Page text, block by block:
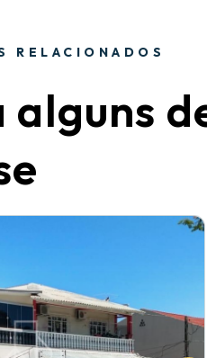
RELACIONADOS